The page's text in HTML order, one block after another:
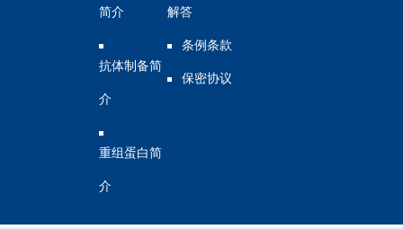
简介
抗体制备简
介
重组蛋白简
介
解答
条例条款
保密协议